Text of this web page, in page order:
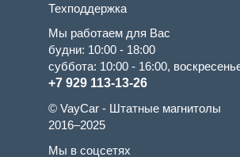
Техподдержка
Мы работаем для Вас
будни: 10:00 - 18:00
суббота: 10:00 - 16:00,
+7 929 113-13-26
© VayCar - Штатные магнитолы
2016–2025
Мы в соцсетях